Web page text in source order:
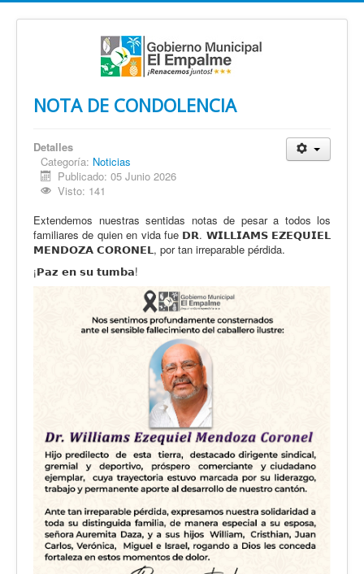
NOTA DE CONDOLENCIA
Detalles
Categoría: Noticias
Publicado: 05 Junio 2026
Visto: 141
Extendemos nuestras sentidas notas de pesar a todos los
familiares de quien en vida fue 𝗗𝗥. 𝗪𝗜𝗟𝗟𝗜𝗔𝗠𝗦 𝗘𝗭𝗘𝗤𝗨𝗜𝗘𝗟
𝗠𝗘𝗡𝗗𝗢𝗭𝗔 𝗖𝗢𝗥𝗢𝗡𝗘𝗟, por tan irreparable pérdida.
¡𝗣𝗮𝘇 𝗲𝗻 𝘀𝘂 𝘁𝘂𝗺𝗯𝗮!